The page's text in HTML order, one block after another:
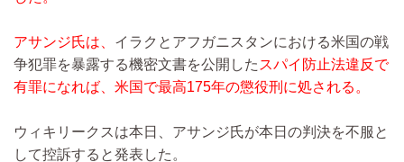
アサンジ氏は、 イラクとアフガニスタンにおける米国の戦
争犯罪を暴露する機密文書を公開した スパイ防止法違反で
有罪になれば、米国で最高175年の懲役刑に処される。
ウィキリークスは本日、アサンジ氏が本日の判決を不服と
して控訴すると発表した。